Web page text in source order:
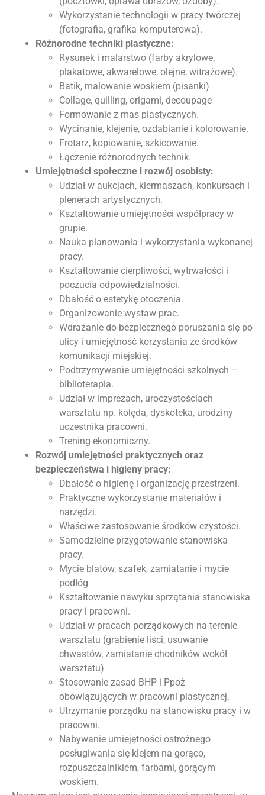
Wykorzystanie technologii w pracy twórczej
(fotografia, grafika komputerowa).
Różnorodne techniki plastyczne:
Rysunek i malarstwo (farby akrylowe,
plakatowe, akwarelowe, olejne, witrażowe).
Batik, malowanie woskiem (pisanki)
Collage, quilling, origami, decoupage
Formowanie z mas plastycznych.
Wycinanie, klejenie, ozdabianie i kolorowanie.
Frotarz, kopiowanie, szkicowanie.
Łączenie różnorodnych technik.
Umiejętności społeczne i rozwój osobisty:
Udział w aukcjach, kiermaszach, konkursach i
plenerach artystycznych.
Kształtowanie umiejętności współpracy w
grupie.
Nauka planowania i wykorzystania wykonanej
pracy.
Kształtowanie cierpliwości, wytrwałości i
poczucia odpowiedzialności.
Dbałość o estetykę otoczenia.
Organizowanie wystaw prac.
Wdrażanie do bezpiecznego poruszania się po
ulicy i umiejętność korzystania ze środków
komunikacji miejskiej.
Podtrzymywanie umiejętności szkolnych –
biblioterapia.
Udział w imprezach, uroczystościach
warsztatu np. kolęda, dyskoteka, urodziny
uczestnika pracowni.
Trening ekonomiczny.
Rozwój umiejętności praktycznych oraz
bezpieczeństwa i higieny pracy:
Dbałość o higienę i organizację przestrzeni.
Praktyczne wykorzystanie materiałów i
narzędzi.
Właściwe zastosowanie środków czystości.
Samodzielne przygotowanie stanowiska
pracy.
Mycie blatów, szafek, zamiatanie i mycie
podłóg
Kształtowanie nawyku sprzątania stanowiska
pracy i pracowni.
Udział w pracach porządkowych na terenie
warsztatu (grabienie liści, usuwanie
chwastów, zamiatanie chodników wokół
warsztatu)
Stosowanie zasad BHP i Ppoż
obowiązujących w pracowni plastycznej.
Utrzymanie porządku na stanowisku pracy i w
pracowni.
Nabywanie umiejętności ostrożnego
posługiwania się klejem na gorąco,
rozpuszczalnikiem, farbami, gorącym
woskiem.